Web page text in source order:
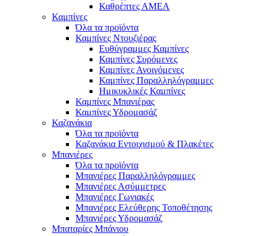
Καθρέπτες ΑΜΕΑ
Καμπίνες
Όλα τα προϊόντα
Καμπίνες Ντουζιέρας
Ευθύγραμμες Καμπίνες
Καμπίνες Συρόμενες
Καμπίνες Ανοιγόμενες
Καμπίνες Παραλληλόγραμμες
Ημικυκλικές Καμπίνες
Καμπίνες Μπανιέρας
Καμπίνες Υδρομασάζ
Καζανάκια
Όλα τα προϊόντα
Καζανάκια Εντοιχισμού & Πλακέτες
Μπανιέρες
Όλα τα προϊόντα
Μπανιέρες Παραλληλόγραμμες
Μπανιέρες Ασύμμετρες
Μπανιέρες Γωνιακές
Μπανιέρες Ελεύθερης Τοποθέτησης
Μπανιέρες Υδρομασάζ
Μπαταρίες Μπάνιου